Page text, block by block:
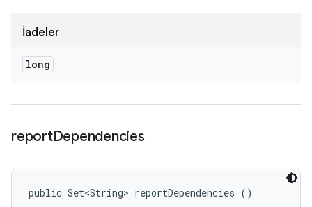
İadeler
long
reportDependencies
public Set<String> reportDependencies ()